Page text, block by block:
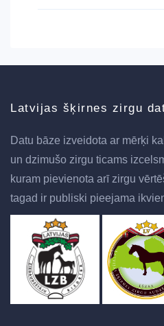
Latvijas šķirnes zirgu
Datu bāze izveidota ar mērķi
un dzimušo zirgu ticams
kuram pievienota arī zirgu
tagad ir publiski pieejama